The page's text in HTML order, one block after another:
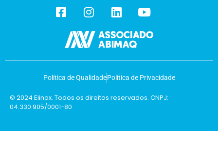
Política de QualidadePolítica de Privacidade
© 2024 Elinox. Todos os direitos reservados. CNPJ:
04.330.905/0001-80